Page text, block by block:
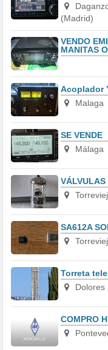
(Madrid)
VENDO
MANITAS
Acoplador
Malaga
SE VENDE
Málaga
VÁLVULAS
SA612A
Torreta
Dolores
COMPRO